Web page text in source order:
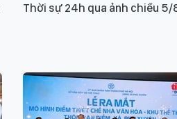
Thời sự 24h qua ảnh chiều 5/